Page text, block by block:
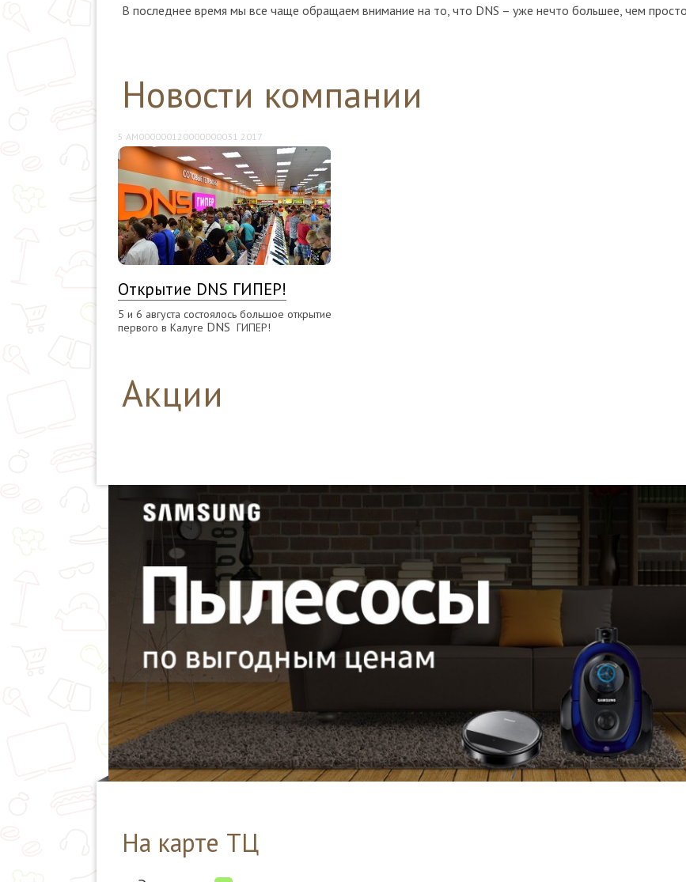
В последнее время мы все чаще обращаем внимание на то, что DNS – уже нечто большее, чем
Новости компании
5 AM000000120000000031 2017
Открытие DNS ГИПЕР!
5 и 6 августа состоялось большое открытие
первого в Калуге DNS ГИПЕР!
Акции
На карте ТЦ